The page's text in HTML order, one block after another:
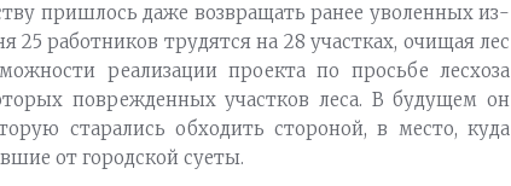
пришлось даже возвращать ранее уволенных из-
25 работников трудятся на 28 участках, очищая лес
реализации проекта по просьбе лесхоза
поврежденных участков леса. В будущем он
старались обходить стороной, в место, куда
от городской суеты.